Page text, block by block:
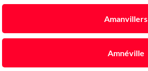
Amanvillers
Amnéville